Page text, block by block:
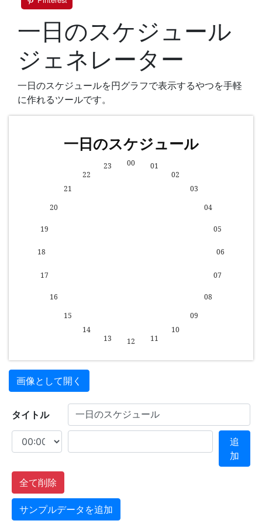
一日のスケジュール
ジェネレーター
一日のスケジュールを円グラフで表示するやつを手軽
に作れるツールです。
画像として開く
タイトル
追
加
全て削除
サンプルデータを追加